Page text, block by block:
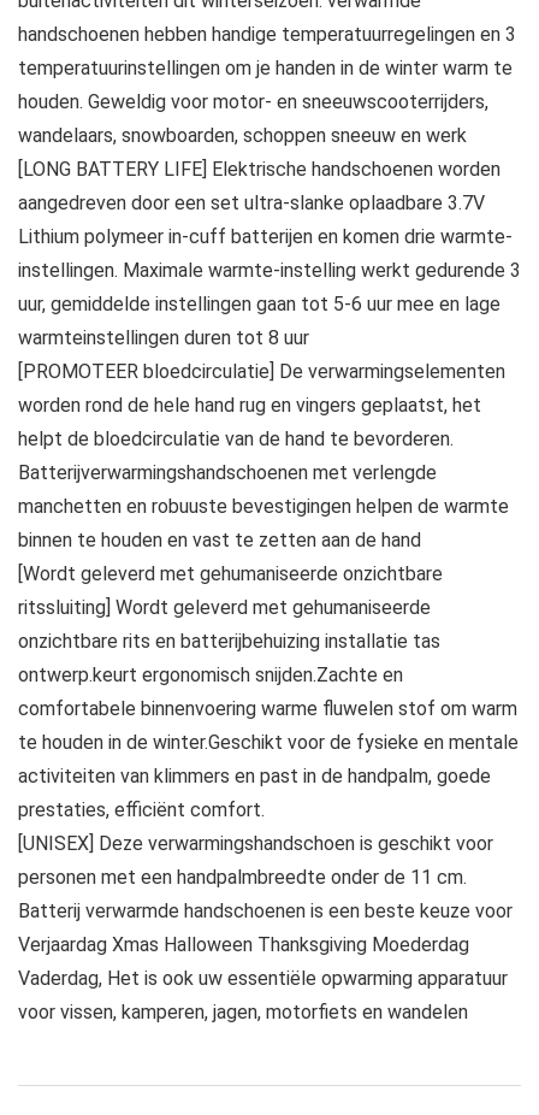
handschoenen hebben handige temperatuurregelingen en 3
temperatuurinstellingen om je handen in de winter warm te
houden. Geweldig voor motor- en sneeuwscooterrijders,
wandelaars, snowboarden, schoppen sneeuw en werk
[LONG BATTERY LIFE] Elektrische handschoenen worden
aangedreven door een set ultra-slanke oplaadbare 3.7V
Lithium polymeer in-cuff batterijen en komen drie warmte-
instellingen. Maximale warmte-instelling werkt gedurende 3
uur, gemiddelde instellingen gaan tot 5-6 uur mee en lage
warmteinstellingen duren tot 8 uur
[PROMOTEER bloedcirculatie] De verwarmingselementen
worden rond de hele hand rug en vingers geplaatst, het
helpt de bloedcirculatie van de hand te bevorderen.
Batterijverwarmingshandschoenen met verlengde
manchetten en robuuste bevestigingen helpen de warmte
binnen te houden en vast te zetten aan de hand
[Wordt geleverd met gehumaniseerde onzichtbare
ritssluiting] Wordt geleverd met gehumaniseerde
onzichtbare rits en batterijbehuizing installatie tas
ontwerp.keurt ergonomisch snijden.Zachte en
comfortabele binnenvoering warme fluwelen stof om warm
te houden in de winter.Geschikt voor de fysieke en mentale
activiteiten van klimmers en past in de handpalm, goede
prestaties, efficiënt comfort.
[UNISEX] Deze verwarmingshandschoen is geschikt voor
personen met een handpalmbreedte onder de 11 cm.
Batterij verwarmde handschoenen is een beste keuze voor
Verjaardag Xmas Halloween Thanksgiving Moederdag
Vaderdag, Het is ook uw essentiële opwarming apparatuur
voor vissen, kamperen, jagen, motorfiets en wandelen